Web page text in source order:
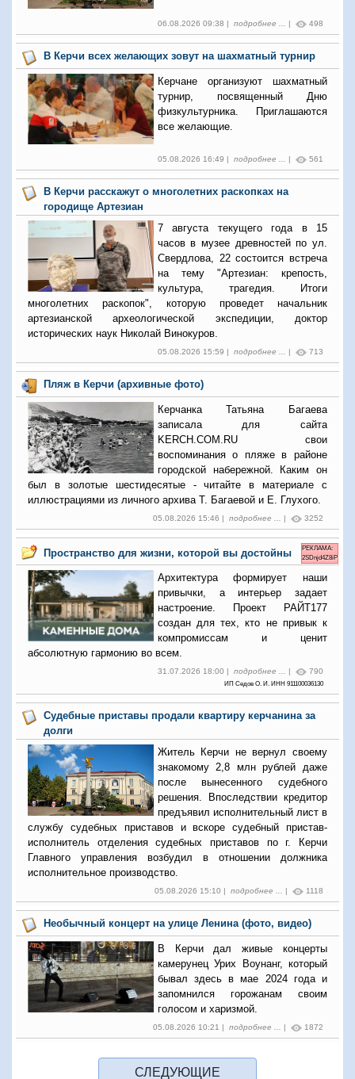
06.08.2026 09:38 | подробнее ... | 498
В Керчи всех желающих зовут на шахматный турнир
Керчане организуют шахматный
турнир, посвященный Дню
физкультурника. Приглашаются
все желающие.
05.08.2026 16:49 | подробнее ... | 561
В Керчи расскажут о многолетних раскопках на
городище Артезиан
7 августа текущего года в 15
часов в музее древностей по ул.
Свердлова, 22 состоится встреча
на тему "Артезиан: крепость,
культура, трагедия. Итоги
многолетних раскопок", которую проведет начальник
артезианской археологической экспедиции, доктор
исторических наук Николай Винокуров.
05.08.2026 15:59 | подробнее ... | 713
Пляж в Керчи (архивные фото)
Керчанка Татьяна Багаева
записала для сайта
KERCH.COM.RU свои
воспоминания о пляже в районе
городской набережной. Каким он
был в золотые шестидесятые - читайте в материале с
иллюстрациями из личного архива Т. Багаевой и Е. Глухого.
05.08.2026 15:46 | подробнее ... | 3252
Пространство для жизни, которой вы достойны
РЕКЛАМА:
2SDnjd4Z8iP
Архитектура формирует наши
привычки, а интерьер задает
настроение. Проект РАЙТ177
создан для тех, кто не привык к
компромиссам и ценит
абсолютную гармонию во всем.
31.07.2026 18:00 | подробнее ... | 790
ИП Седов О. И. ИНН 911100036130
Судебные приставы продали квартиру керчанина за
долги
Житель Керчи не вернул своему
знакомому 2,8 млн рублей даже
после вынесенного судебного
решения. Впоследствии кредитор
предъявил исполнительный лист в
службу судебных приставов и вскоре судебный пристав-
исполнитель отделения судебных приставов по г. Керчи
Главного управления возбудил в отношении должника
исполнительное производство.
05.08.2026 15:10 | подробнее ... | 1118
Необычный концерт на улице Ленина (фото, видео)
В Керчи дал живые концерты
камерунец Урих Воунанг, который
бывал здесь в мае 2024 года и
запомнился горожанам своим
голосом и харизмой.
05.08.2026 10:21 | подробнее ... | 1872